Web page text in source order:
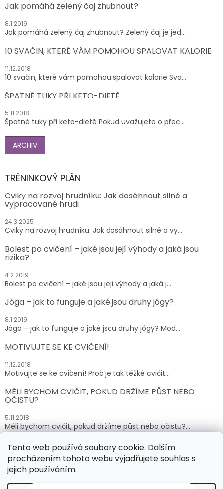
Tento web používá soubory cookie. Dalším
procházením tohoto webu vyjadřujete souhlas s
jejich používáním.
Jak pomáhá zelený čaj zhubnout?
8.1.2019
Jak pomáhá zelený čaj zhubnout? Zelený čaj je jed...
10 SVAČIN, KTERÉ VÁM POMOHOU SPALOVAT KALORIE
11.12.2018
10 svačin, které vám pomohou spalovat kalorie Sva...
ŠPATNÉ TUKY PŘI KETO-DIETĚ
5.11.2018
Špatné tuky při keto-dietě Pokud uvažujete o přec...
ARCHIV
TRÉNINKOVÝ PLÁN
Cviky na rozvoj hrudníku: Jak dosáhnout silné a
vypracované hrudi
24.3.2025
Cviky na rozvoj hrudníku: Jak dosáhnout silné a vy...
Bolest po cvičení – jaké jsou její výhody a jaká jsou
rizika?
4.2.2019
Bolest po cvičení – jaké jsou její výhody a jaká j...
Jóga – jak to funguje a jaké jsou druhy jógy?
8.1.2019
Jóga – jak to funguje a jaké jsou druhy jógy? Mod...
MOTIVUJTE SE KE CVIČENÍ!
11.12.2018
Motivujte se ke cvičení! Proč je tak těžké cvičit...
MĚLI BYCHOM CVIČIT, POKUD DRŽÍME PŮST NEBO
OČISTU?
5.11.2018
Měli bychom cvičit, pokud držíme půst nebo očistu?...
ARCHIV